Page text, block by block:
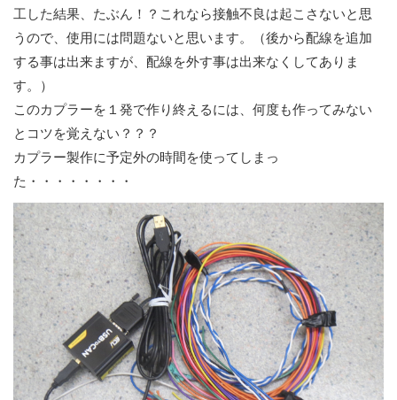
工した結果、たぶん！？これなら接触不良は起こさないと思
うので、使用には問題ないと思います。（後から配線を追加
する事は出来ますが、配線を外す事は出来なくしてありま
す。）
このカプラーを１発で作り終えるには、何度も作ってみない
とコツを覚えない？？？
カプラー製作に予定外の時間を使ってしまっ
た・・・・・・・・